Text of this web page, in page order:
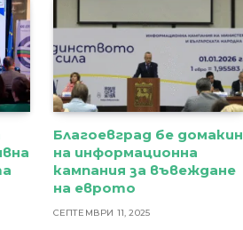
Благоевград бе домакин
на информационна
кампания за въвеждане
на еврото
СЕПТЕМВРИ 11, 2025